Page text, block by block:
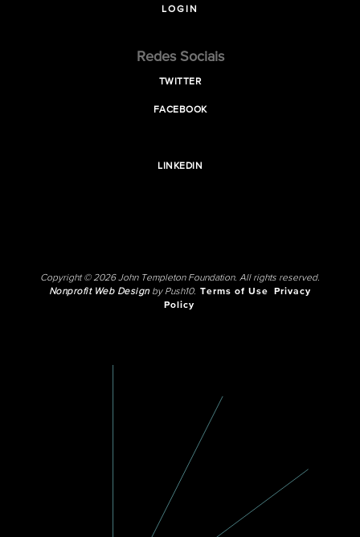
LOGIN
Redes Sociais
TWITTER
FACEBOOK
LINKEDIN
Copyright © 2026 John Templeton Foundation. All rights reserved.
Nonprofit Web Designby Push10. Terms of Use
Privacy
Policy